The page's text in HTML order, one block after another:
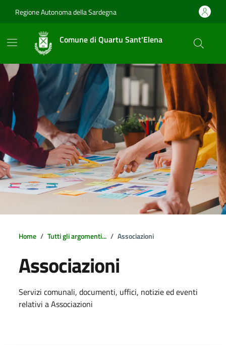
Regione Autonoma della Sardegna
Comune di Quartu Sant'Elena
Home Tutti gli argomenti... Associazioni
Associazioni
Dettagli della notizia
Servizi comunali, documenti, uffici, notizie ed eventi
relativi a Associazioni